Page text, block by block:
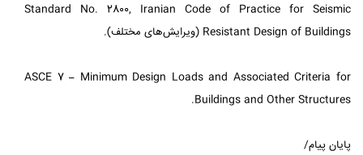
Standard No. 2800, Iranian Code of Practice for Seismic
Resistant Design of Buildings (ویرایش‌های مختلف).
ASCE 7 – Minimum Design Loads and Associated Criteria for
Buildings and Other Structures.
پایان پیام/